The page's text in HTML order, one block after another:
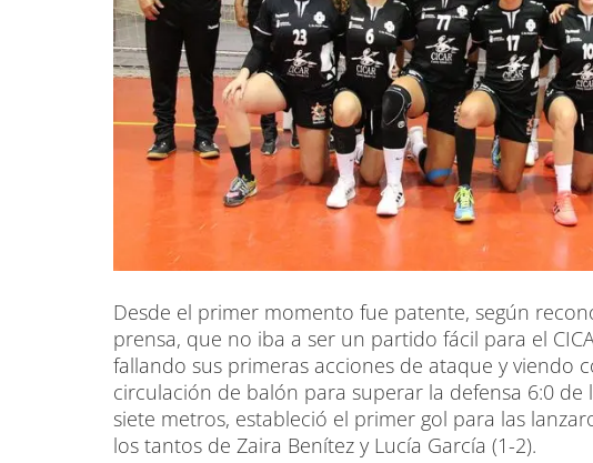
Desde el primer momento fue patente, según
prensa, que no iba a ser un partido fácil para el
fallando sus primeras acciones de ataque y viendo
circulación de balón para superar la defensa 6:0 de
siete metros, estableció el primer gol para las
los tantos de Zaira Benítez y Lucía García (1-2).